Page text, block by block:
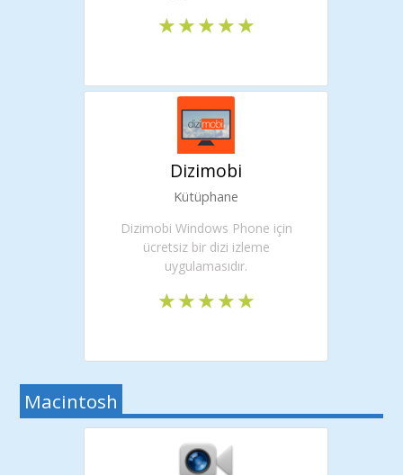
Dizimobi
Kütüphane
Dizimobi Windows Phone için
ücretsiz bir dizi izleme
uygulamasıdır.
Macintosh